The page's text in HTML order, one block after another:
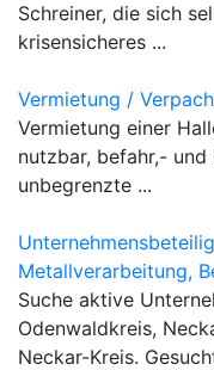
Schreiner, die sich
krisensicheres ...
Vermietung /
Vermietung einer
nutzbar, befahr,-
unbegrenzte ...
Metallverarbeitung,
Suche aktive
Odenwaldkreis,
Neckar-Kreis.